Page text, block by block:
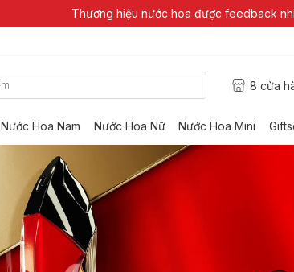
Thương hiệu nước hoa được feedback
8 cửa
Nước Hoa Nam Nước Hoa Nữ Nước Hoa Mini